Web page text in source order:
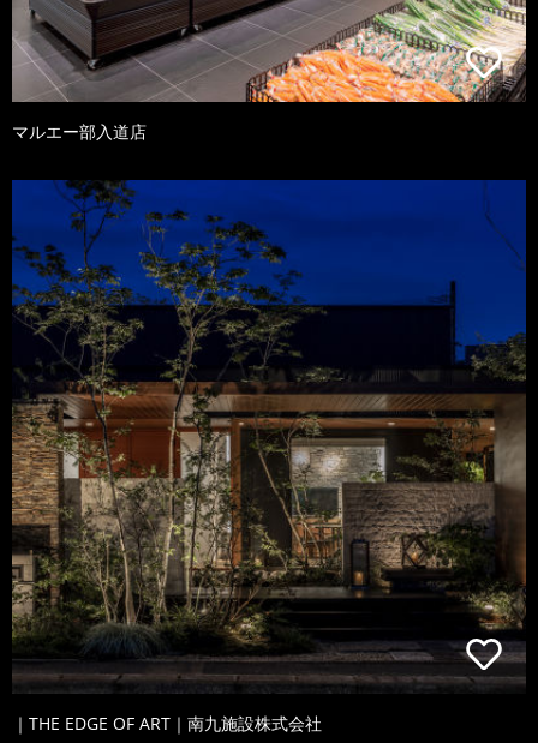
マルエー部入道店
｜THE EDGE OF ART｜南九施設株式会社